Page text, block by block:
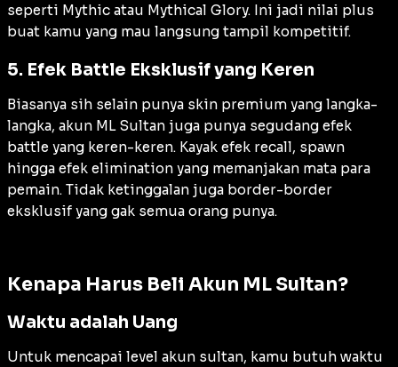
seperti Mythic atau Mythical Glory. Ini jadi nilai plus
buat kamu yang mau langsung tampil kompetitif.
5. Efek Battle Eksklusif yang Keren
Biasanya sih selain punya skin premium yang langka-
langka, akun ML Sultan juga punya segudang efek
battle yang keren-keren. Kayak efek recall, spawn
hingga efek elimination yang memanjakan mata para
pemain. Tidak ketinggalan juga border-border
eksklusif yang gak semua orang punya.
Kenapa Harus Beli Akun ML Sultan?
Waktu adalah Uang
Untuk mencapai level akun sultan, kamu butuh waktu